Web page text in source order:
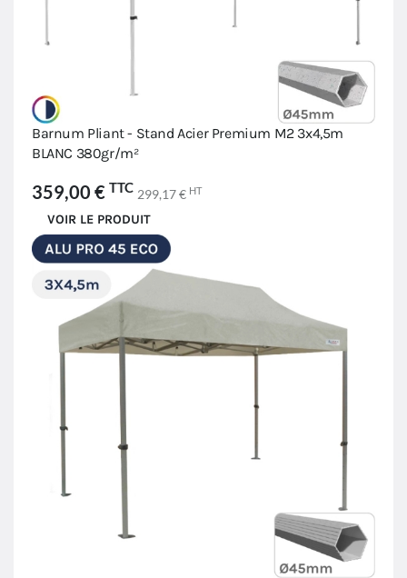
Barnum Pliant - Stand Acier Premium M2 3x4,5m
BLANC 380gr/m²
359,00 € TTC 299,17 € HT
VOIR LE PRODUIT